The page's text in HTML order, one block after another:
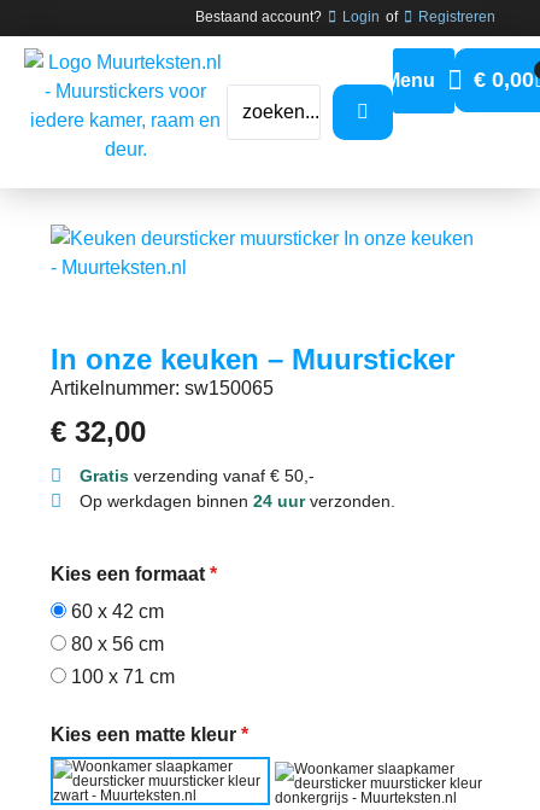
Bestaand account? Login of Registreren
€0,00
In onze keuken – Muursticker
Artikelnummer: sw150065
€ 32,00
Gratisverzending vanaf € 50,-
Op werkdagen binnen 24 uurverzonden.
Kies een formaat *
60 x 42 cm
80 x 56 cm
100 x 71 cm
Kies een matte kleur *